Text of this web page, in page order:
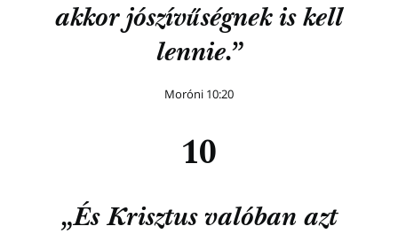
akkor jószívűségnek is kell
lennie.”
Moróni 10:20
10
„És Krisztus valóban azt